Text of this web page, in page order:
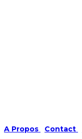
A Propos Contact